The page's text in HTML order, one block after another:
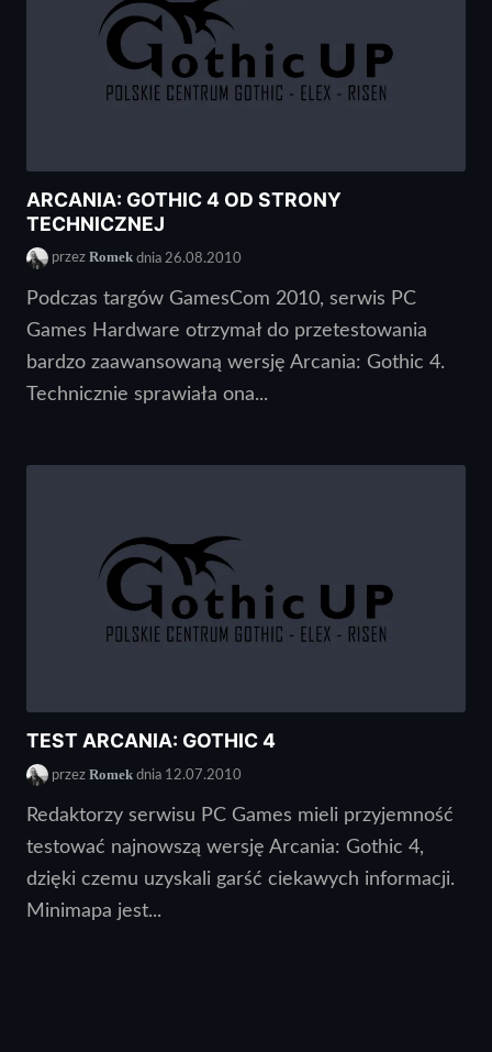
ARCANIA: GOTHIC 4 OD STRONY
TECHNICZNEJ
przez Romek dnia 26.08.2010
Podczas targów GamesCom 2010, serwis PC
Games Hardware otrzymał do przetestowania
bardzo zaawansowaną wersję Arcania: Gothic 4.
Technicznie sprawiała ona...
TEST ARCANIA: GOTHIC 4
przez Romek dnia 12.07.2010
Redaktorzy serwisu PC Games mieli przyjemność
testować najnowszą wersję Arcania: Gothic 4,
dzięki czemu uzyskali garść ciekawych informacji.
Minimapa jest...